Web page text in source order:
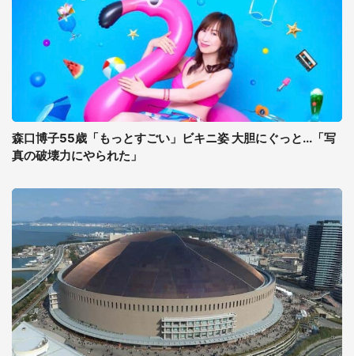
森口博子55歳「もっとすごい」ビキニ姿 大胆にぐっと...「写
真の破壊力にやられた」